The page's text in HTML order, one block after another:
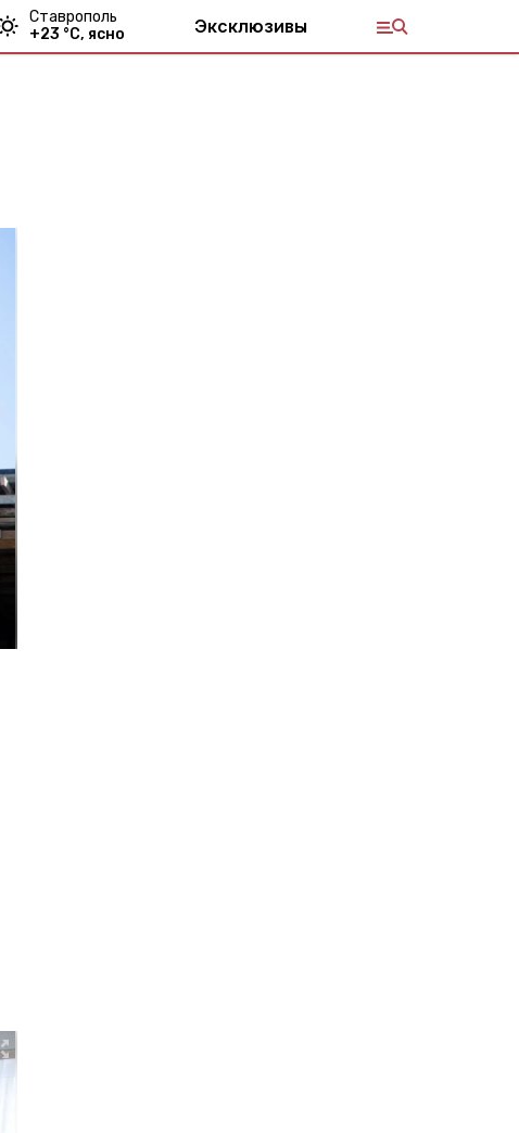
Ставрополь
+23 °С, ясно Эксклюзивы